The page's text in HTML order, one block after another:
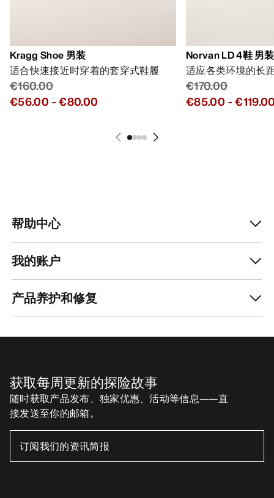
Kragg Shoe 男装
适合快速接近时穿着的套穿式鞋履
€160.00
€56.00 -€80.00
Norvan LD 4鞋 男装
适应各类环境的长
€170.00
€85.00 -
帮助中心
我的账户
产品养护和修复
获取每周更新的探险故事
随时获取产品发布、独家优惠、活动等信息——直
接发送至你的邮箱。